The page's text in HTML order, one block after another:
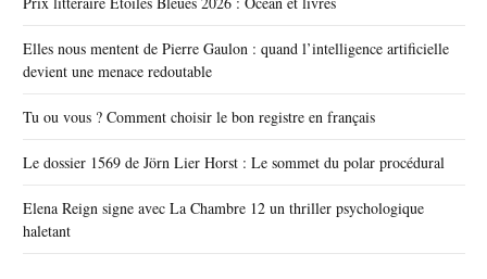
Elles nous mentent de Pierre Gaulon : quand l’intelligence artificielle
devient une menace redoutable
Tu ou vous ? Comment choisir le bon registre en français
Le dossier 1569 de Jörn Lier Horst : Le sommet du polar procédural
Elena Reign signe avec La Chambre 12 un thriller psychologique
haletant